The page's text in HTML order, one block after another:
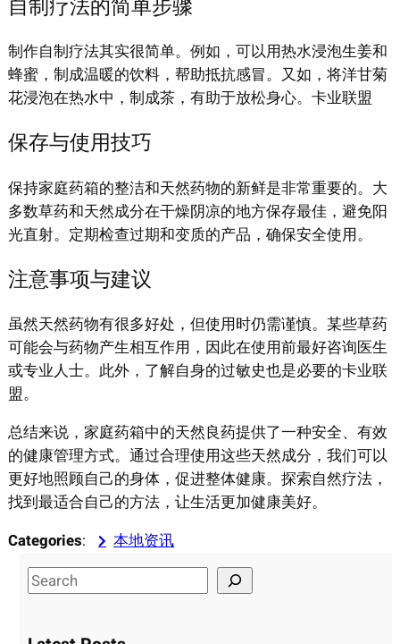
自制疗法的简单步骤
制作自制疗法其实很简单。例如，可以用热水浸泡生姜和
蜂蜜，制成温暖的饮料，帮助抵抗感冒。又如，将洋甘菊
花浸泡在热水中，制成茶，有助于放松身心。卡业联盟
保存与使用技巧
保持家庭药箱的整洁和天然药物的新鲜是非常重要的。大
多数草药和天然成分在干燥阴凉的地方保存最佳，避免阳
光直射。定期检查过期和变质的产品，确保安全使用。
注意事项与建议
虽然天然药物有很多好处，但使用时仍需谨慎。某些草药
可能会与药物产生相互作用，因此在使用前最好咨询医生
或专业人士。此外，了解自身的过敏史也是必要的卡业联
盟。
总结来说，家庭药箱中的天然良药提供了一种安全、有效
的健康管理方式。通过合理使用这些天然成分，我们可以
更好地照顾自己的身体，促进整体健康。探索自然疗法，
找到最适合自己的方法，让生活更加健康美好。
Categories:
本地资讯
S
e